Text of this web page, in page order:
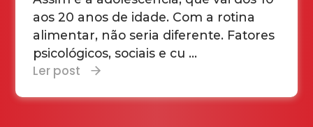
aos 20 anos de idade. Com a rotina
alimentar, não seria diferente. Fatores
psicológicos, sociais e cu ...
Ler post